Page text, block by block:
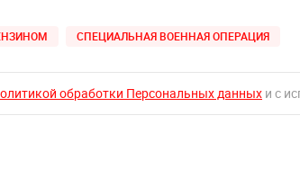
СПЕЦИАЛЬНАЯ ВОЕННАЯ ОПЕРАЦИЯ
обработки Персональных данных и с